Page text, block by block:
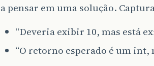
a pensar em uma solução.
“Deveria exibir 10, mas está
“O retorno esperado é um